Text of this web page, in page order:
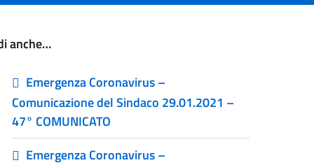
anche…
Emergenza Coronavirus –
Comunicazione del Sindaco 29.01.2021 –
47° COMUNICATO
Emergenza Coronavirus –